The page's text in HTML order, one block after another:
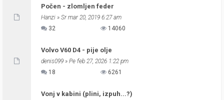
Počen - zlomljen feder
Hanzi » Sr mar 20, 2019 6:27 am
32
14060
Volvo V60 D4 - pije olje
denis099 » Pe feb 27, 2026 1:22 pm
18
6261
Vonj v kabini (plini, izpuh...?)